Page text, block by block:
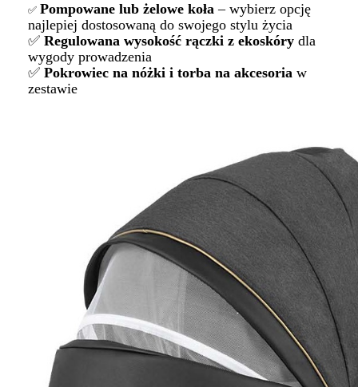
✅ Pompowane lub żelowe koła – wybierz opcję
najlepiej dostosowaną do swojego stylu życia
✅ Regulowana wysokość rączki z ekoskóry dla
wygody prowadzenia
✅ Pokrowiec na nóżki i torba na akcesoria w
zestawie